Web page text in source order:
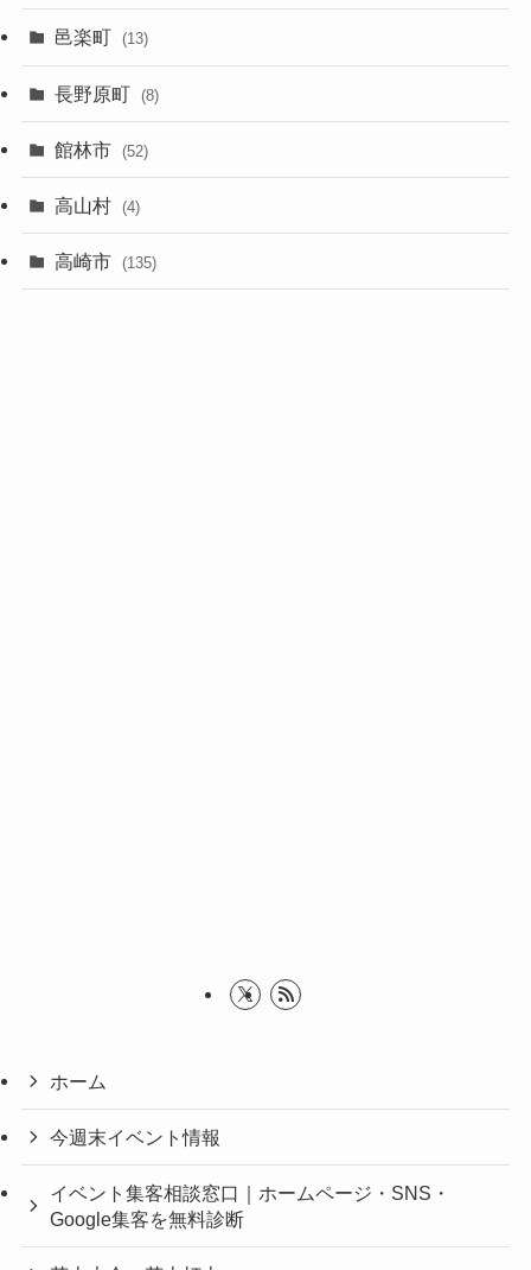
邑楽町 (13)
長野原町 (8)
館林市 (52)
高山村 (4)
高崎市 (135)
ホーム
今週末イベント情報
イベント集客相談窓口｜ホームページ・SNS・
Google集客を無料診断